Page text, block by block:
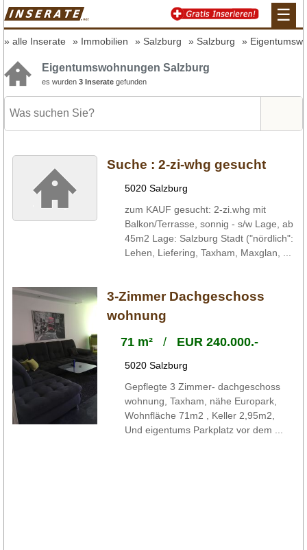
☰
alle Inserate Immobilien Salzburg Salzburg
Eigentumswohnungen Salzburg
es wurden 3 Inserate gefunden
Suche : 2-zi-whg gesucht
5020 Salzburg
zum KAUF gesucht: 2-zi.whg mit
Balkon/Terrasse, sonnig - s/w Lage, ab
45m2 Lage: Salzburg Stadt ("nördlich":
Lehen, Liefering, Taxham, Maxglan, ...
3-Zimmer Dachgeschoss
wohnung
71 m²/ EUR 240.000.-
5020 Salzburg
Gepflegte 3 Zimmer- dachgeschoss
wohnung, Taxham, nähe Europark,
Wohnfläche 71m2 , Keller 2,95m2,
Und eigentums Parkplatz vor dem ...